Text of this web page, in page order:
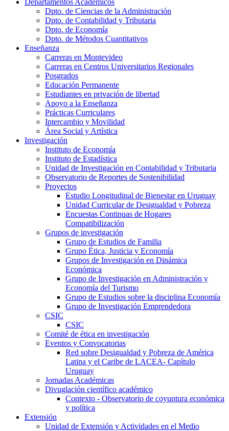
Dpto. de Ciencias de la Administración
Dpto. de Contabilidad y Tributaria
Dpto. de Economía
Dpto. de Métodos Cuantitativos
Enseñanza
Carreras en Montevideo
Carreras en Centros Universitarios Regionales
Posgrados
Educación Permanente
Estudiantes en privación de libertad
Apoyo a la Enseñanza
Prácticas Curriculares
Intercambio y Movilidad
Área Social y Artística
Investigación
Instituto de Economía
Instituto de Estadística
Unidad de Investigación en Contabilidad y Tributaria
Observatorio de Reportes de Sostenibilidad
Proyectos
Estudio Longitudinal de Bienestar en Uruguay
Unidad Curricular de Desigualdad y Pobreza
Encuestas Continuas de Hogares
Compatibilización
Grupos de investigación
Grupo de Estudios de Familia
Grupo Ética, Justicia y Economía
Grupos de Investigación en Dinámica
Económica
Grupo de Investigación en Administración y
Economía del Turismo
Grupo de Estudios sobre la disciplina Economía
Grupo de Investigación Emprendedora
CSIC
CSIC
Comité de ética en investigación
Eventos y Convocatorias
Red sobre Desigualdad y Pobreza de América
Latina y el Caribe de LACEA- Capítulo
Uruguay
Jornadas Académicas
Divuglación científico académico
Contexto - Observatorio de coyuntura económica
y política
Extensión
Unidad de Extensión y Actividades en el Medio